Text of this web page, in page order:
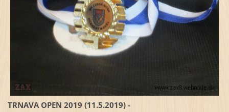
TRNAVA OPEN 2019 (11.5.2019) -